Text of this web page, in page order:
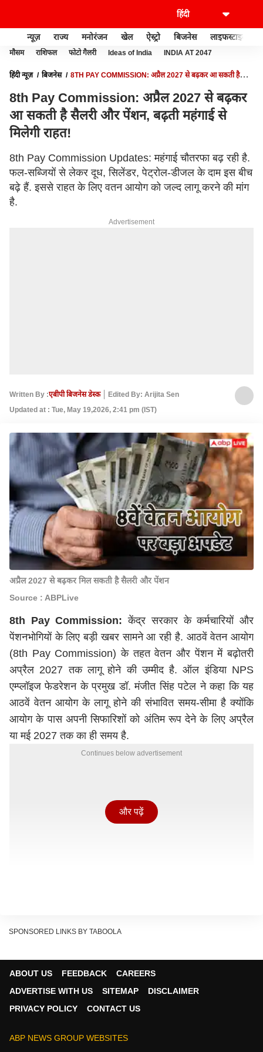
न्यूज़ राज्य मनोरंजन खेल ऐस्ट्रो बिजनेस लाइफस्टाइल
मौसम राशिफल फोटो गैलरी Ideas of India INDIA AT 2047
हिंदी न्यूज़ बिजनेस
8TH PAY COMMISSION: अप्रैल 2027 से बढ़कर आ सकती है
8th Pay Commission: अप्रैल 2027 से बढ़कर
आ सकती है सैलरी और पेंशन, बढ़ती महंगाई से
मिलेगी राहत!
8th Pay Commission Updates: महंगाई चौतरफा बढ़ रही है.
फल-सब्जियों से लेकर दूध, सिलेंडर, पेट्रोल-डीजल के दाम इस बीच
बढ़े हैं. इससे राहत के लिए वतन आयोग को जल्द लागू करने की मांग
है.
Advertisement
Written By :एबीपी बिजनेस डेस्क
Edited By: Arijita Sen
Updated at : Tue, May 19,2026, 2:41 pm (IST)
अप्रैल 2027 से बढ़कर मिल सकती है सैलरी और पेंशन
Source : ABPLive
8th Pay Commission:केंद्र सरकार के कर्मचारियों और
पेंशनभोगियों के लिए बड़ी खबर सामने आ रही है. आठवें वेतन आयोग
(8th Pay Commission) के तहत वेतन और पेंशन में बढ़ोतरी
अप्रैल 2027 तक लागू होने की उम्मीद है. ऑल इंडिया NPS
एम्प्लॉइज फेडरेशन के प्रमुख डॉ. मंजीत सिंह पटेल ने कहा कि यह
आठवें वेतन आयोग के लागू होने की संभावित समय-सीमा है क्योंकि
आयोग के पास अपनी सिफारिशों को अंतिम रूप देने के लिए अप्रैल
या मई 2027 तक का ही समय है.
Continues below advertisement
हैं. खाने-पीने के भी कई सारे सामान पहले के मुकाबले महंगे हो गए हैं.
और पढ़ें
SPONSORED LINKS BY TABOOLA
ABOUT US FEEDBACK
CAREERS
ADVERTISE WITH US
SITEMAP
DISCLAIMER
PRIVACY POLICY
CONTACT US
ABP NEWS GROUP WEBSITES